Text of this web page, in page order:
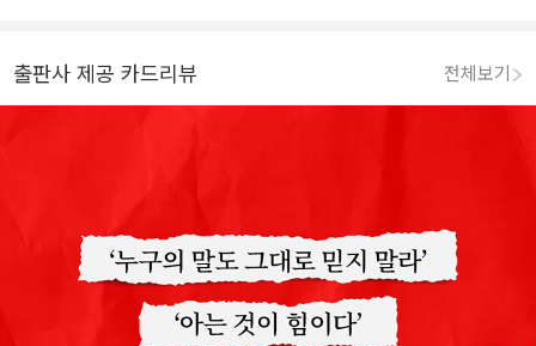
출판사 제공 카드리뷰 전체보기